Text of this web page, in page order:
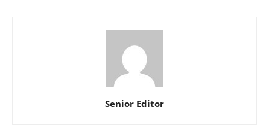
Senior Editor